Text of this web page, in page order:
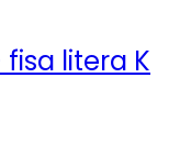
litera K